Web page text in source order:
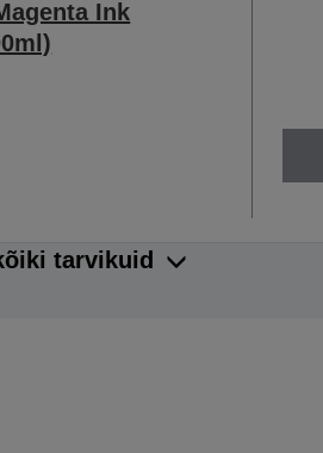
Ink
tarvikuid